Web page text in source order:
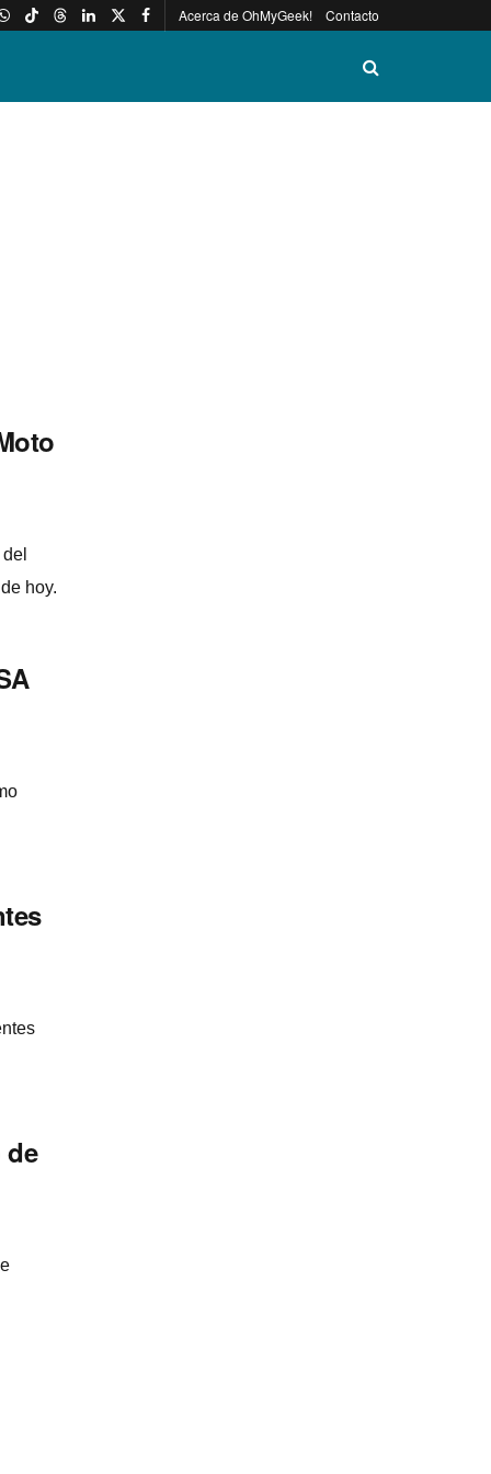
Acerca de OhMyGeek! Contacto
hoy.
de